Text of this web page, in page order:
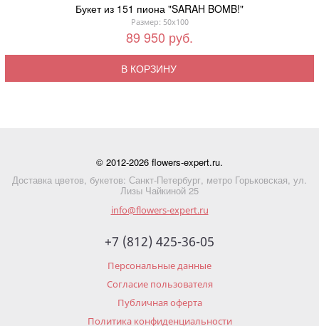
Букет из 151 пиона "SARAH BOMB!"
Размер: 50x100
89 950 руб.
В КОРЗИНУ
© 2012-2026 flowers-expert.ru.
Доставка цветов, букетов: Санкт-Петербург, метро Горьковская, ул.
Лизы Чайкиной 25
info@flowers-expert.ru
+7 (812) 425-36-05
Персональные данные
Согласие пользователя
Публичная оферта
Политика конфиденциальности